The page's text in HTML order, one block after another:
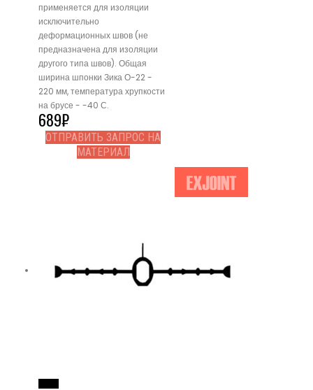
применяется для изоляции
исключительно
деформационных швов (не
предназначена для изоляции
другого типа швов). Общая
ширина шпонки Зика О-22 -
220 мм, температура хрупкости
на брусе - -40 С.
689₽
ОТПРАВИТЬ ЗАПРОС НА
МАТЕРИАЛ